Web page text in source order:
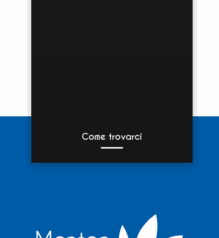
Come trovarci